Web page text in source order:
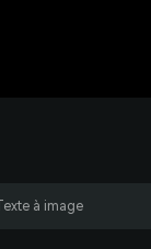
Texte à image